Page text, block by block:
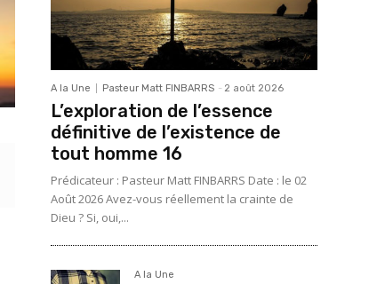
A la Une Pasteur Matt FINBARRS - 2 août 2026
L’exploration de l’essence
définitive de l’existence de
tout homme 16
Prédicateur : Pasteur Matt FINBARRS Date : le 02
Août 2026 Avez-vous réellement la crainte de
Dieu ? Si, oui,...
A la Une